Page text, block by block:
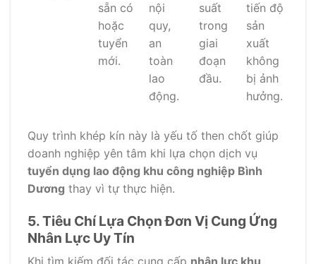
sẵn có
hoặc
tuyển
mới.
nội
quy,
an
toàn
lao
động.
suất
trong
giai
đoạn
đầu.
tiến độ
sản
xuất
không
bị ảnh
hưởng.
Quy trình khép kín này là yếu tố then chốt giúp
doanh nghiệp yên tâm khi lựa chọn dịch vụ
tuyển dụng lao động khu công nghiệp Bình
Dương thay vì tự thực hiện.
5. Tiêu Chí Lựa Chọn Đơn Vị Cung Ứng
Nhân Lực Uy Tín